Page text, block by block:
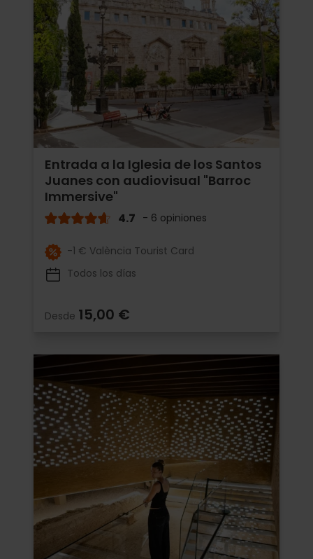
Entrada a la Iglesia de los Santos
Juanes con audiovisual "Barroc
Immersive"
4.7 - 6 opiniones
-1 € València Tourist Card
Todos los días
Desde 15,00 €